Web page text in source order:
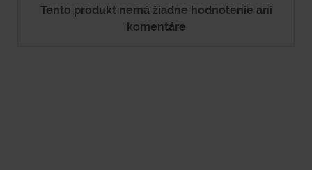
Tento produkt nemá žiadne hodnotenie ani
komentáre